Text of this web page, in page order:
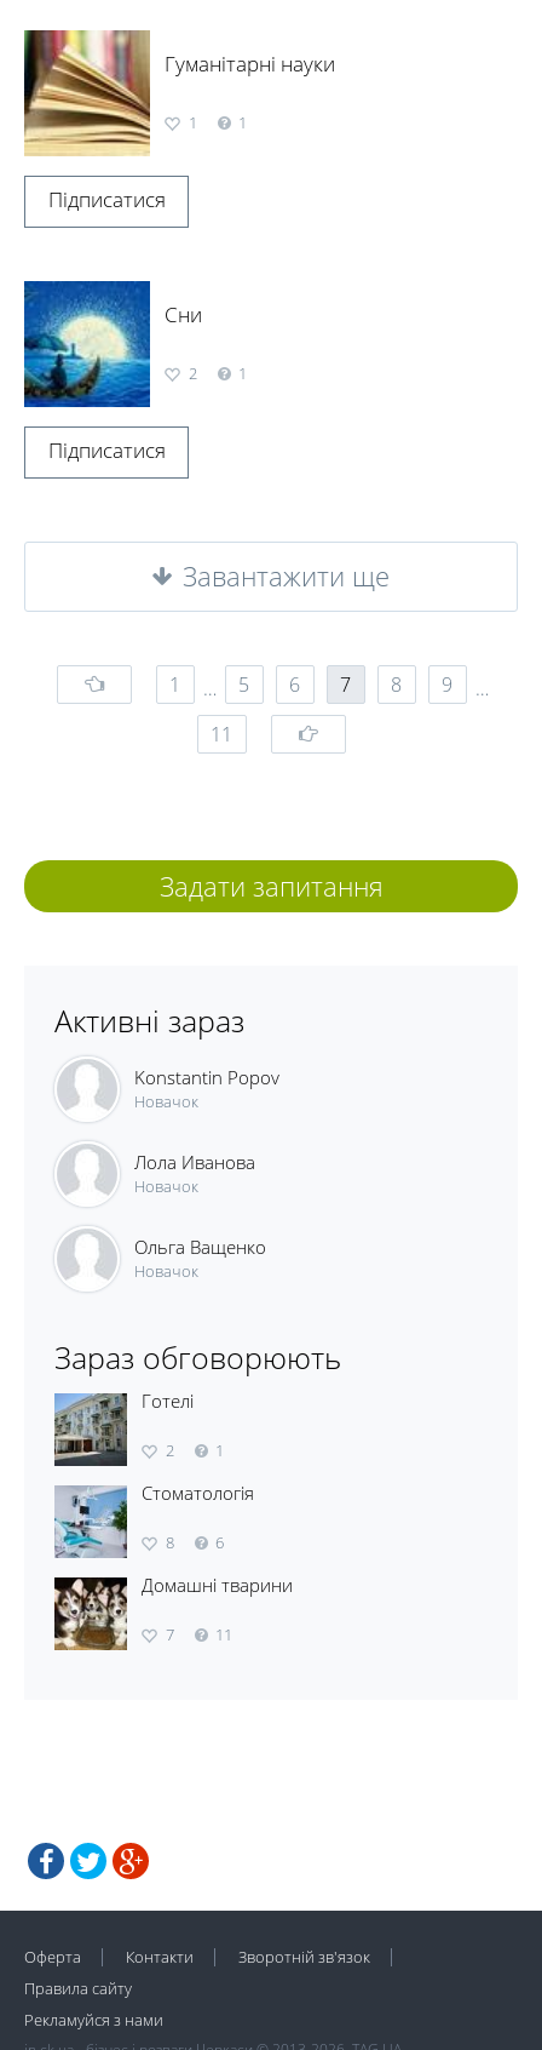
Гуманітарні науки
1 1
Підписатися
Сни
2 1
Підписатися
Завантажити ще
1 … 5 6 7 8 9
…
11
Задати запитання
Активні зараз
Konstantin Popov
Новачок
Лола Иванова
Новачок
Ольга Ващенко
Новачок
Зараз обговорюють
Готелі
2 1
Стоматологія
8 6
Домашні тварини
7 11
Оферта Контакти
Зворотній зв'язок
Правила сайту
Рекламуйся з нами